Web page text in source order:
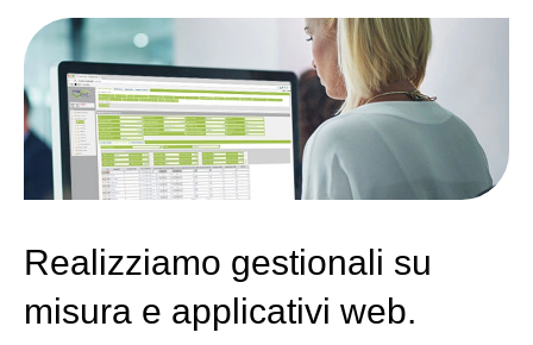
Realizziamo gestionali su
misura e applicativi web.